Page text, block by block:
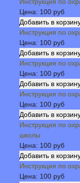
Цена: 100 руб
Инструкция по
Цена: 100 руб
Инструкция по
Цена: 100 руб
Инструкция по
Цена: 100 руб
Инструкция по
школы
Цена: 100 руб
Инструкция по
Цена: 100 руб